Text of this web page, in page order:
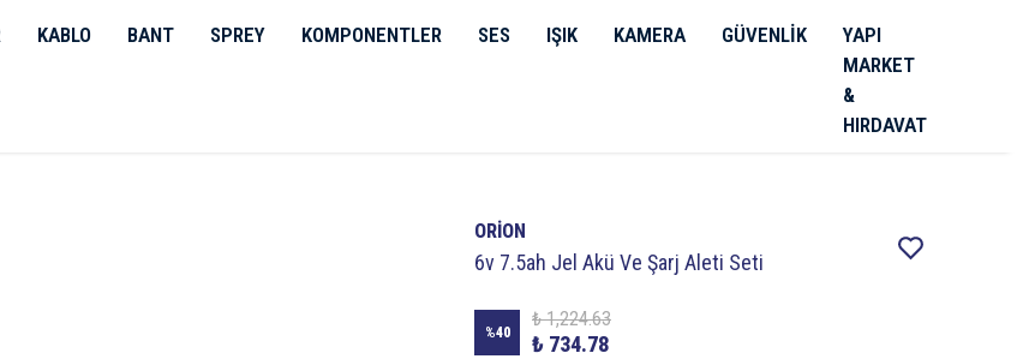
KABLO BANT SPREY KOMPONENTLER SES IŞIK KAMERA GÜVENLİK
YAPI
MARKET
&
HIRDAVAT
ORİON
6v 7.5ah Jel Akü Ve Şarj Aleti Seti
%40
₺ 1,224.63
₺ 734.78